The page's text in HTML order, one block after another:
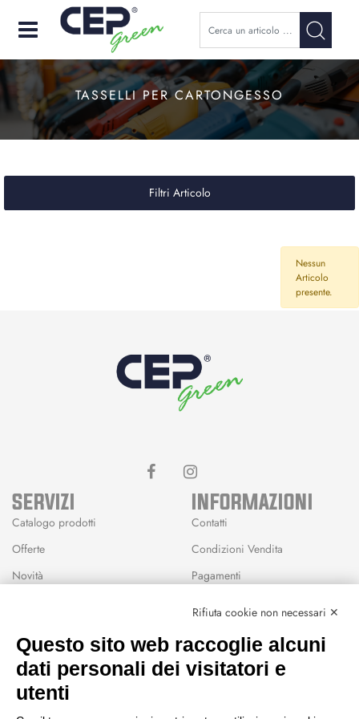
Open
TASSELLI PER CARTONGESSO
Filtri Articolo
Nessun
Articolo
presente.
SERVIZI
Catalogo prodotti
Offerte
Novità
Wishlist
INFORMAZIONI
Contatti
Condizioni Vendita
Pagamenti
CEP GREEN
Rifiuta cookie non necessari ✕
Questo sito web raccoglie alcuni
dati personali dei visitatori e
utenti